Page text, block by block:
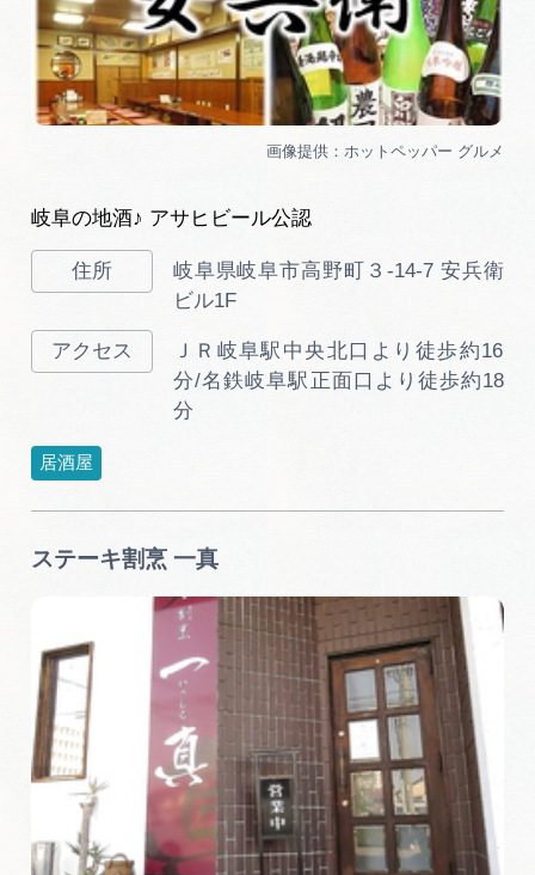
岐阜の地酒♪ アサヒビール公認
岐阜県岐阜市高野町３-14-7 安兵衛
ビル1F
ＪＲ岐阜駅中央北口より徒歩約16
分/名鉄岐阜駅正面口より徒歩約18
分
居酒屋
ステーキ割烹 一真